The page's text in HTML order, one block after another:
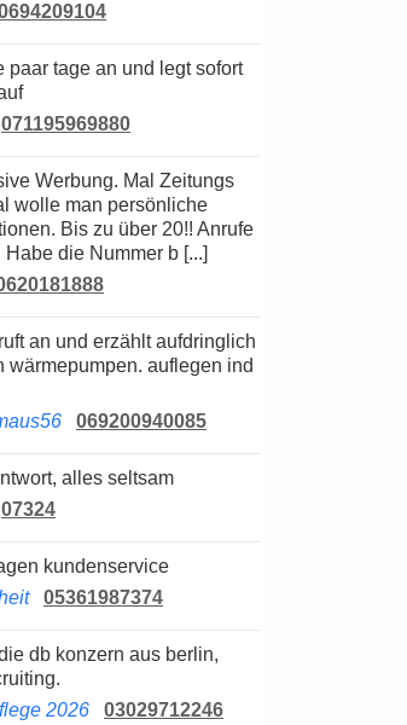
071195969880
wolle man persönliche
Bis zu über 20!! Anrufe
Habe die Nummer b [...]
wärmepumpen. auflegen ind
069200940085
alles seltsam
07324
kundenservice
05361987374
2026
03029712246